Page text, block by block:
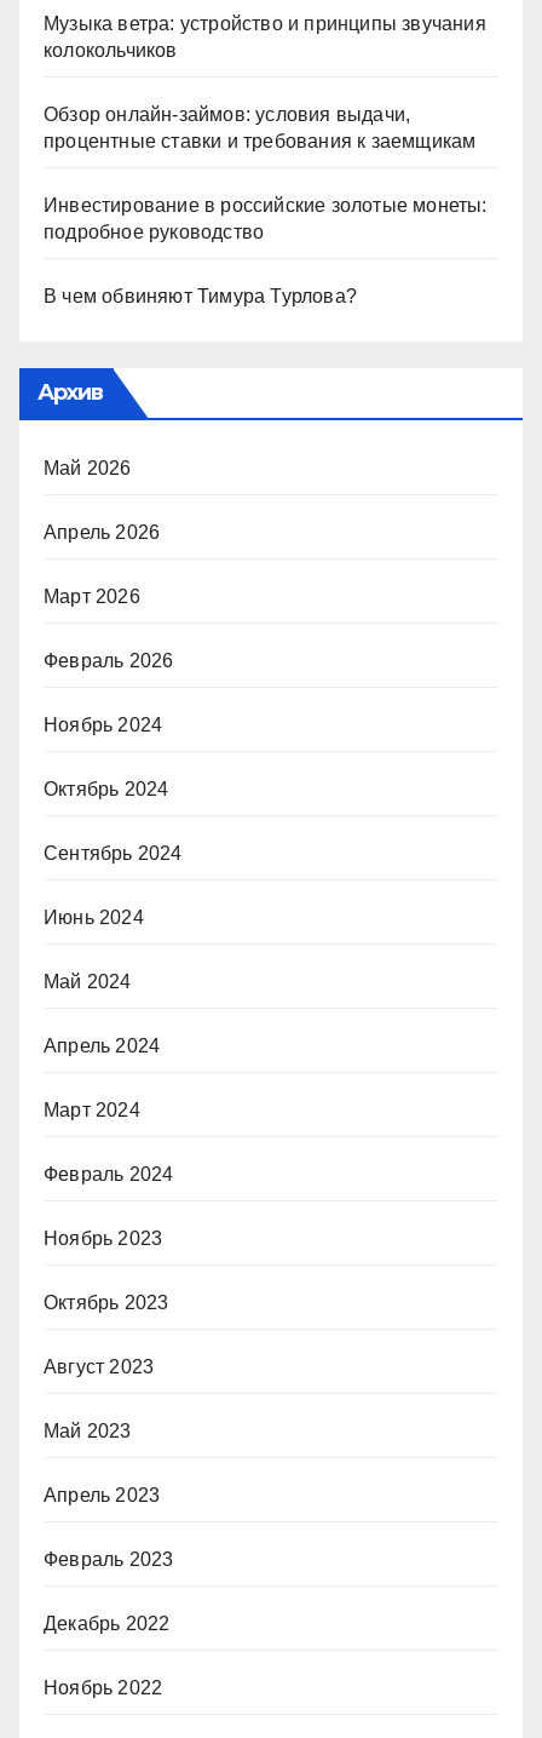
Музыка ветра: устройство и принципы звучания
колокольчиков
Обзор онлайн-займов: условия выдачи,
процентные ставки и требования к заемщикам
Инвестирование в российские золотые монеты:
подробное руководство
В чем обвиняют Тимура Турлова?
Архив
Май 2026
Апрель 2026
Март 2026
Февраль 2026
Ноябрь 2024
Октябрь 2024
Сентябрь 2024
Июнь 2024
Май 2024
Апрель 2024
Март 2024
Февраль 2024
Ноябрь 2023
Октябрь 2023
Август 2023
Май 2023
Апрель 2023
Февраль 2023
Декабрь 2022
Ноябрь 2022